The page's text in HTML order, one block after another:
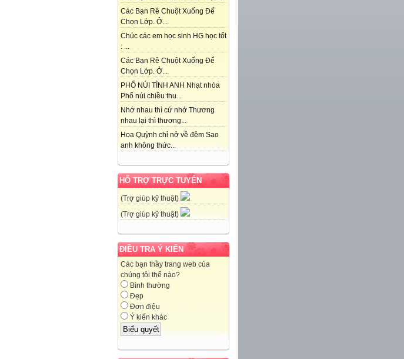
Các Bạn Rê Chuột Xuống Để
Chọn Lớp. Ở...
Chúc các em học sinh HG học tốt
: ...
Các Bạn Rê Chuột Xuống Để
Chọn Lớp. Ở...
PHỐ NÚI TÌNH ANH Nhạt nhòa
Phố núi chiều thu...
Nhớ nhau thì cứ nhớ Thương
nhau lại thì thương...
Hoa Quỳnh chỉ nở về đêm Sao
anh không thức...
HỖ TRỢ TRỰC TUYẾN
(Trợ giúp kỹ thuật)
(Trợ giúp kỹ thuật)
ĐIỀU TRA Ý KIẾN
Các bạn thầy trang web của
chúng tôi thế nào?
Bình thường
Đẹp
Đơn điệu
Ý kiến khác